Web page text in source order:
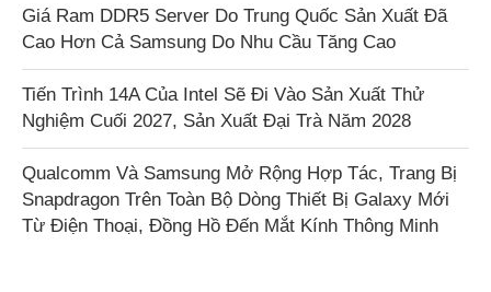
Giá Ram DDR5 Server Do Trung Quốc Sản Xuất Đã
Cao Hơn Cả Samsung Do Nhu Cầu Tăng Cao
Tiến Trình 14A Của Intel Sẽ Đi Vào Sản Xuất Thử
Nghiệm Cuối 2027, Sản Xuất Đại Trà Năm 2028
Qualcomm Và Samsung Mở Rộng Hợp Tác, Trang Bị
Snapdragon Trên Toàn Bộ Dòng Thiết Bị Galaxy Mới
Từ Điện Thoại, Đồng Hồ Đến Mắt Kính Thông Minh